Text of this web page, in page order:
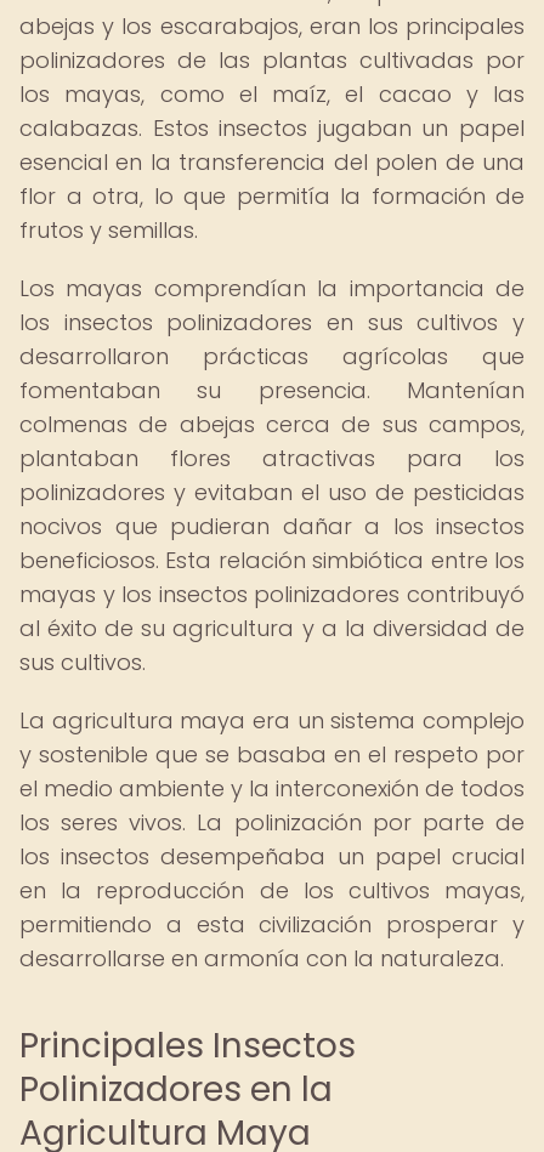
abejas y los escarabajos, eran los principales
polinizadores de las plantas cultivadas por
los mayas, como el maíz, el cacao y las
calabazas. Estos insectos jugaban un papel
esencial en la transferencia del polen de una
flor a otra, lo que permitía la formación de
frutos y semillas.
Los mayas comprendían la importancia de
los insectos polinizadores en sus cultivos y
desarrollaron prácticas agrícolas que
fomentaban su presencia. Mantenían
colmenas de abejas cerca de sus campos,
plantaban flores atractivas para los
polinizadores y evitaban el uso de pesticidas
nocivos que pudieran dañar a los insectos
beneficiosos. Esta relación simbiótica entre los
mayas y los insectos polinizadores contribuyó
al éxito de su agricultura y a la diversidad de
sus cultivos.
La agricultura maya era un sistema complejo
y sostenible que se basaba en el respeto por
el medio ambiente y la interconexión de todos
los seres vivos. La polinización por parte de
los insectos desempeñaba un papel crucial
en la reproducción de los cultivos mayas,
permitiendo a esta civilización prosperar y
desarrollarse en armonía con la naturaleza.
Principales Insectos
Polinizadores en la
Agricultura Maya